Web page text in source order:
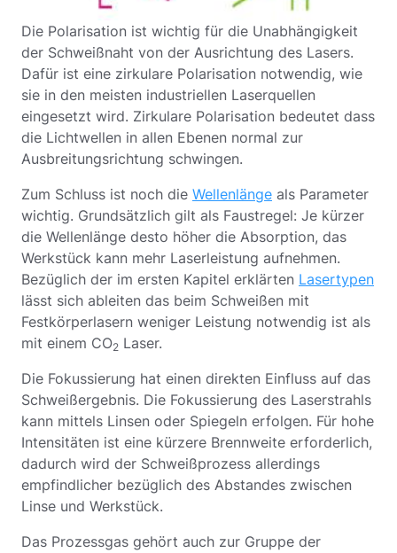
Die Polarisation ist wichtig für die Unabhängigkeit
der Schweißnaht von der Ausrichtung des Lasers.
Dafür ist eine zirkulare Polarisation notwendig, wie
sie in den meisten industriellen Laserquellen
eingesetzt wird. Zirkulare Polarisation bedeutet dass
die Lichtwellen in allen Ebenen normal zur
Ausbreitungsrichtung schwingen.
Zum Schluss ist noch die Wellenlänge als Parameter
wichtig. Grundsätzlich gilt als Faustregel: Je kürzer
die Wellenlänge desto höher die Absorption, das
Werkstück kann mehr Laserleistung aufnehmen.
Bezüglich der im ersten Kapitel erklärten Lasertypen
lässt sich ableiten das beim Schweißen mit
Festkörperlasern weniger Leistung notwendig ist als
mit einem CO2 Laser.
Die Fokussierung hat einen direkten Einfluss auf das
Schweißergebnis. Die Fokussierung des Laserstrahls
kann mittels Linsen oder Spiegeln erfolgen. Für hohe
Intensitäten ist eine kürzere Brennweite erforderlich,
dadurch wird der Schweißprozess allerdings
empfindlicher bezüglich des Abstandes zwischen
Linse und Werkstück.
Das Prozessgas gehört auch zur Gruppe der